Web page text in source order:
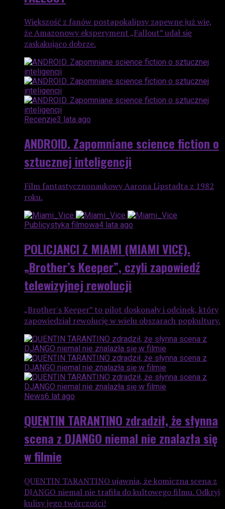
Większość z fanów postapokalipsy zapewne już wie,
że Amazonowy eksperyment „Fallout” udał się
zaskakująco dobrze.
Recenzje3 lata ago
ANDROID. Zapomniane science fiction o
sztucznej inteligencji
Film fantastycznonaukowy Aarona Lipstadta z 1982
roku.
Publicystyka filmowa4 lata ago
POLICJANCI Z MIAMI (MIAMI VICE).
„Brother’s Keeper”, czyli zapowiedź
telewizyjnej rewolucji
„Brother's Keeper” to pilot doskonały i odcinek, który
zapowiedział rewolucję w wielu obszarach popkultury.
News6 lat ago
QUENTIN TARANTINO zdradził, że słynna
scena z DJANGO niemal nie znalazła się
w filmie
QUENTIN TARANTINO ujawnia, że komiczna scena z
DJANGO niemal nie trafiła do kultowego filmu. Odkryj
kulisy jego twórczości!